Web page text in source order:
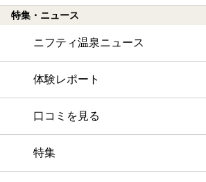
特集・ニュース
ニフティ温泉ニュース
体験レポート
口コミを見る
特集